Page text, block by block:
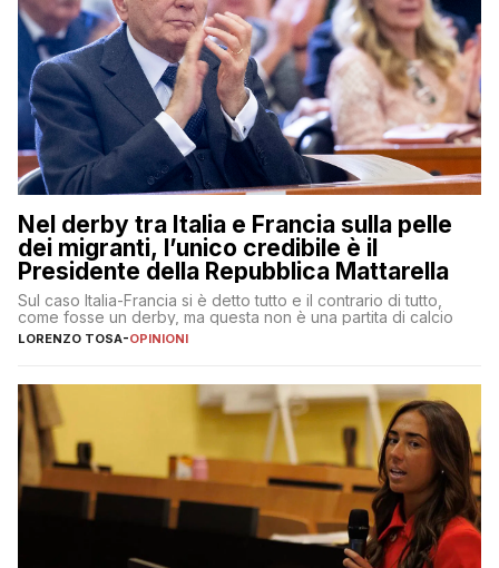
Nel derby tra Italia e Francia sulla pelle
dei migranti, l’unico credibile è il
Presidente della Repubblica Mattarella
Sul caso Italia-Francia si è detto tutto e il contrario di tutto,
come fosse un derby, ma questa non è una partita di calcio
LORENZO TOSA-OPINIONI